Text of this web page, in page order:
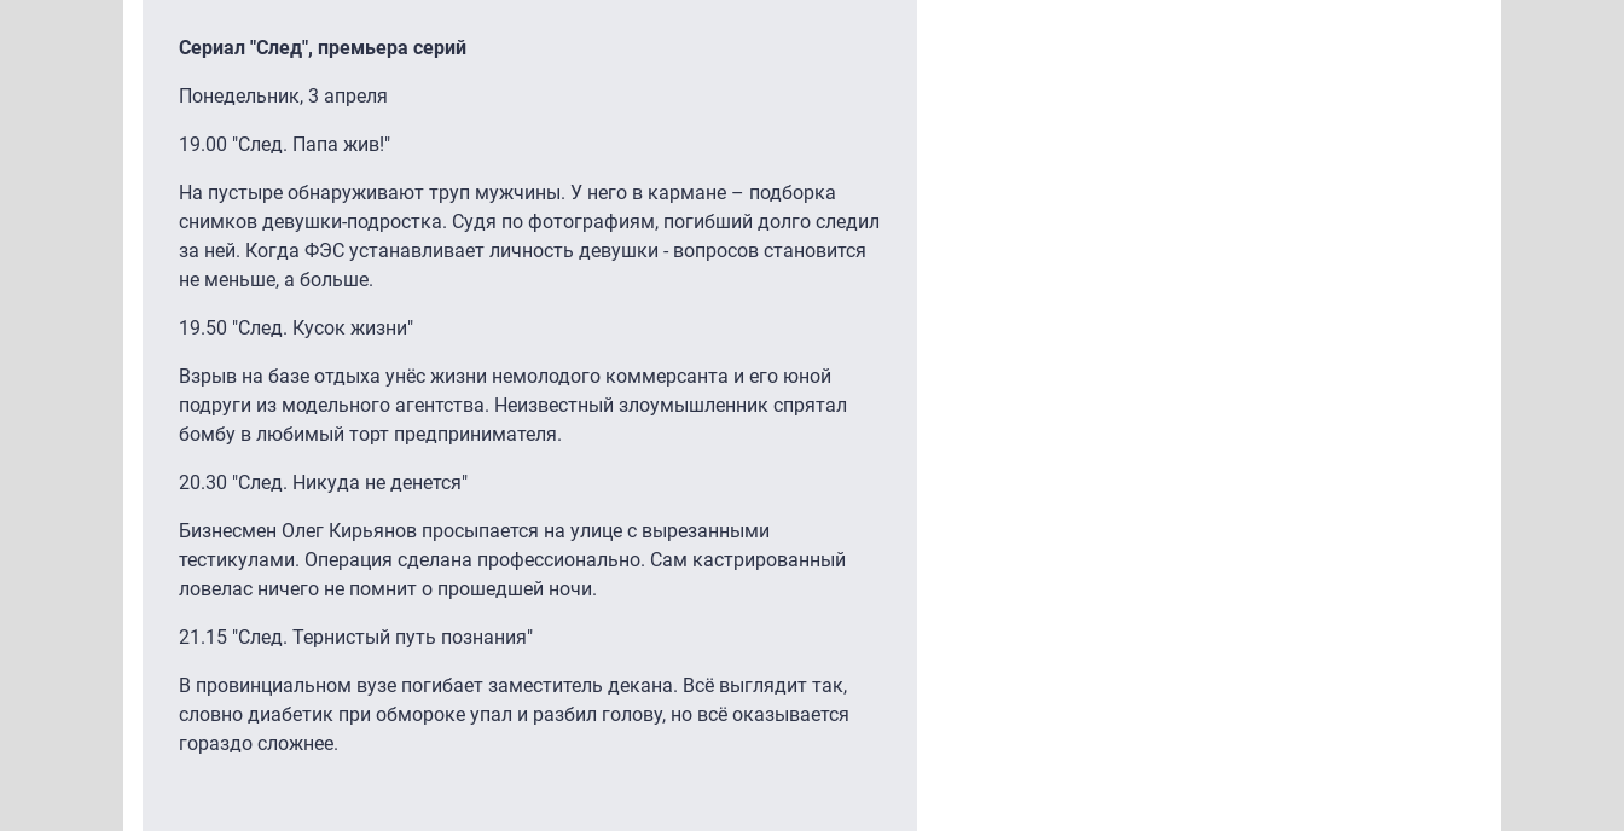
Сериал "След", премьера серий
Понедельник, 3 апреля
19.00 "След. Папа жив!"
На пустыре обнаруживают труп мужчины. У него в кармане – подборка
снимков девушки-подростка. Судя по фотографиям, погибший долго следил
за ней. Когда ФЭС устанавливает личность девушки - вопросов становится
не меньше, а больше.
19.50 "След. Кусок жизни"
Взрыв на базе отдыха унёс жизни немолодого коммерсанта и его юной
подруги из модельного агентства. Неизвестный злоумышленник спрятал
бомбу в любимый торт предпринимателя.
20.30 "След. Никуда не денется"
Бизнесмен Олег Кирьянов просыпается на улице с вырезанными
тестикулами. Операция сделана профессионально. Сам кастрированный
ловелас ничего не помнит о прошедшей ночи.
21.15 "След. Тернистый путь познания"
В провинциальном вузе погибает заместитель декана. Всё выглядит так,
словно диабетик при обмороке упал и разбил голову, но всё оказывается
гораздо сложнее.